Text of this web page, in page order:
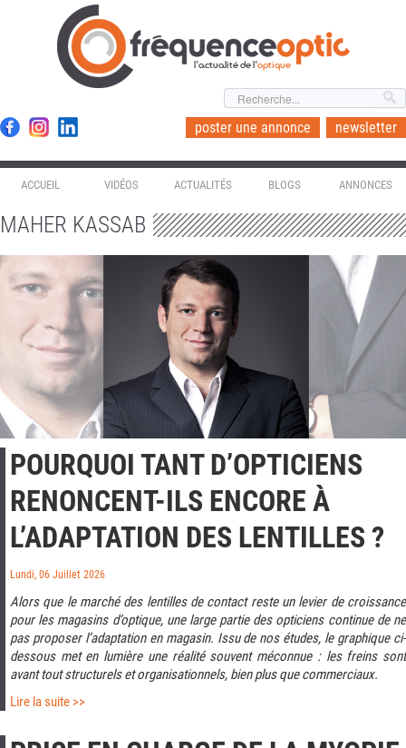
l'actualité de l'optique
poster une annonce newsletter
ACCUEIL VIDÉOS ACTUALITÉS BLOGS ANNONCES
MAHER KASSAB
POURQUOI TANT D’OPTICIENS
RENONCENT-ILS ENCORE À
L’ADAPTATION DES LENTILLES ?
Lundi, 06 Juillet 2026
Alors que le marché des lentilles de contact reste un levier de croissance
pour les magasins d’optique, une large partie des opticiens continue de ne
pas proposer l’adaptation en magasin. Issu de nos études, le graphique ci-
dessous met en lumière une réalité souvent méconnue : les freins sont
avant tout structurels et organisationnels, bien plus que commerciaux.
Lire la suite >>